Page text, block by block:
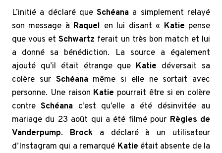
L’initié a déclaré queSchéana a simplement relayé
son message à Raquel en lui disant « Katie pense
que vous etSchwartz ferait un très bon match et lui
a donné sa bénédiction. La source a également
ajouté qu’il était étrange que Katie déversait sa
colère sur Schéanamême si elle ne sortait avec
personne. Une raison Katie pourrait être si en colère
contreSchéana c’est qu’elle a été désinvitée au
mariage du 23 août qui a été filmé pour Règles de
Vanderpump. Brock a déclaré à un utilisateur
d’Instagram qui a remarqué Katie était absente de la